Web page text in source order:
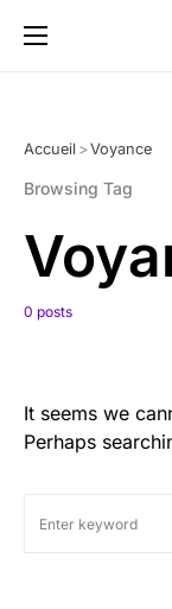
Accueil >Voyance
Browsing Tag
0 posts
It seems we
Perhaps